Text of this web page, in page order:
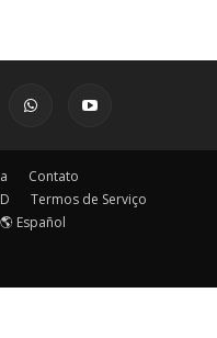
Contato
Termos de Serviço
🌎 Español